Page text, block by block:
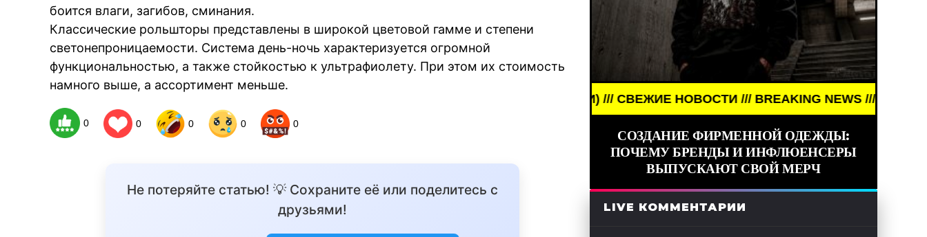
боится влаги, загибов, сминания.
Классические рольшторы представлены в широкой цветовой гамме и степени
светонепроницаемости. Система день-ночь характеризуется огромной
функциональностью, а также стойкостью к ультрафиолету. При этом их стоимость
намного выше, а ассортимент меньше.
0 0 0 0 0
Не потеряйте статью! 💡 Сохраните её или поделитесь с
друзьями!
BREAKING NEWS /// НОВОСТИ (СМИ) /// СВЕЖИЕ НОВОСТИ /// BREAKING NEWS /// НОВОСТИ (СМИ)
СОЗДАНИЕ ФИРМЕННОЙ ОДЕЖДЫ:
ПОЧЕМУ БРЕНДЫ И ИНФЛЮЕНСЕРЫ
ВЫПУСКАЮТ СВОЙ МЕРЧ
LIVE КОММЕНТАРИИ